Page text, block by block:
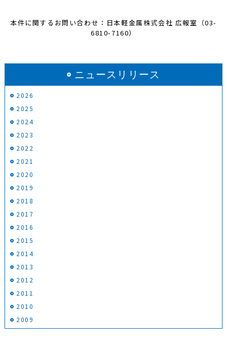
本件に関するお問い合わせ：日本軽金属株式会社 広報室（03-
6810-7160）
ニュースリリース
2026
2025
2024
2023
2022
2021
2020
2019
2018
2017
2016
2015
2014
2013
2012
2011
2010
2009